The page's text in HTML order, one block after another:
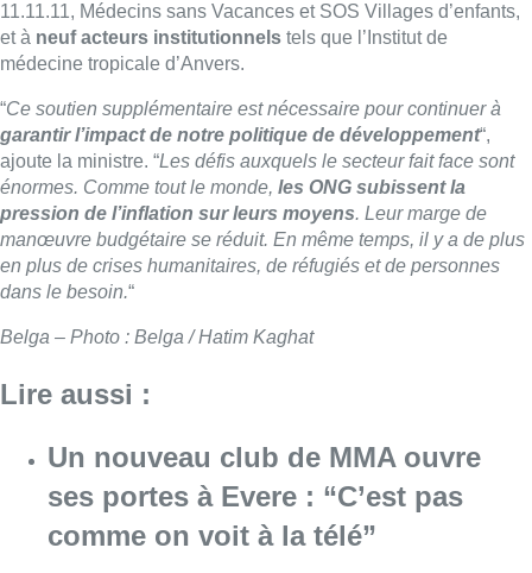
11.11.11, Médecins sans Vacances et SOS Villages d’enfants,
et à neuf acteurs institutionnels tels que l’Institut de
médecine tropicale d’Anvers.
“Ce soutien supplémentaire est nécessaire pour continuer à
garantir l’impact de notre politique de développement“,
ajoute la ministre. “Les défis auxquels le secteur fait face sont
énormes. Comme tout le monde, les ONG subissent la
pression de l’inflation sur leurs moyens. Leur marge de
manœuvre budgétaire se réduit. En même temps, il y a de plus
en plus de crises humanitaires, de réfugiés et de personnes
dans le besoin.“
Belga – Photo : Belga / Hatim Kaghat
Lire aussi :
Un nouveau club de MMA ouvre
ses portes à Evere : “C’est pas
comme on voit à la télé”